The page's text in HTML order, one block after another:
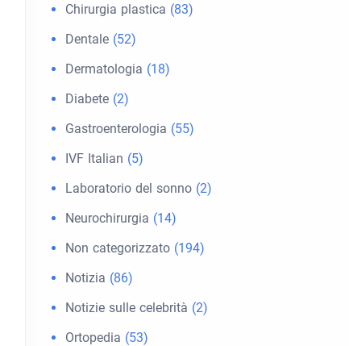
Chirurgia plastica (83)
Dentale (52)
Dermatologia (18)
Diabete (2)
Gastroenterologia (55)
IVF Italian (5)
Laboratorio del sonno (2)
Neurochirurgia (14)
Non categorizzato (194)
Notizia (86)
Notizie sulle celebrità (2)
Ortopedia (53)